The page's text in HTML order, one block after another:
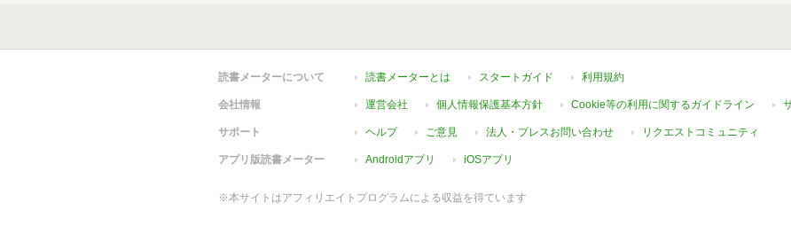
読書メーターについて 読書メーターとは スタートガイド 利用規約
会社情報 運営会社 個人情報保護基本方針 Cookie等の利用に関するガイドライン
サポート ヘルプ ご意見 法人・プレスお問い合わせ リクエストコミュニティ
アプリ版読書メーター Androidアプリ iOSアプリ
※本サイトはアフィリエイトプログラムによる収益を得ています